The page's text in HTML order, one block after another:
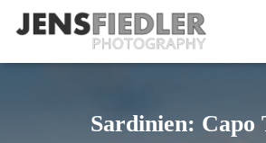
Sardinien: Capo